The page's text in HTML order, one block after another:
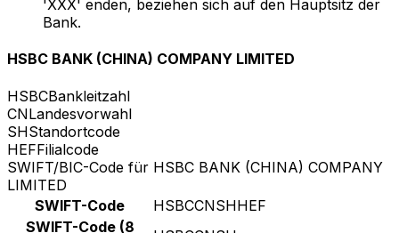
'XXX' enden, beziehen sich auf den Hauptsitz der
Bank.
HSBC BANK (CHINA) COMPANY LIMITED
HSBCBankleitzahl
CNLandesvorwahl
SHStandortcode
HEFFilialcode
SWIFT/BIC-Code für HSBC BANK (CHINA) COMPANY
LIMITED
SWIFT-Code
HSBCCNSHHEF
SWIFT-Code (8